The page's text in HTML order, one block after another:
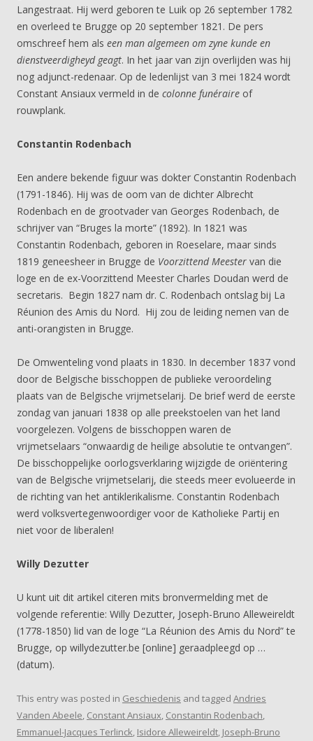
Langestraat. Hij werd geboren te Luik op 26 september 1782
en overleed te Brugge op 20 september 1821. De pers
omschreef hem als een man algemeen om zyne kunde en
dienstveerdigheyd geagt. In het jaar van zijn overlijden was hij
nog adjunct-redenaar. Op de ledenlijst van 3 mei 1824 wordt
Constant Ansiaux vermeld in de colonne funéraire of
rouwplank.
Constantin Rodenbach
Een andere bekende figuur was dokter Constantin Rodenbach
(1791-1846). Hij was de oom van de dichter Albrecht
Rodenbach en de grootvader van Georges Rodenbach, de
schrijver van “Bruges la morte” (1892). In 1821 was
Constantin Rodenbach, geboren in Roeselare, maar sinds
1819 geneesheer in Brugge de Voorzittend Meester van die
loge en de ex-Voorzittend Meester Charles Doudan werd de
secretaris. Begin 1827 nam dr. C. Rodenbach ontslag bij La
Réunion des Amis du Nord. Hij zou de leiding nemen van de
anti-orangisten in Brugge.
De Omwenteling vond plaats in 1830. In december 1837 vond
door de Belgische bisschoppen de publieke veroordeling
plaats van de Belgische vrijmetselarij. De brief werd de eerste
zondag van januari 1838 op alle preekstoelen van het land
voorgelezen. Volgens de bisschoppen waren de
vrijmetselaars “onwaardig de heilige absolutie te ontvangen”.
De bisschoppelijke oorlogsverklaring wijzigde de oriëntering
van de Belgische vrijmetselarij, die steeds meer evolueerde in
de richting van het antiklerikalisme. Constantin Rodenbach
werd volksvertegenwoordiger voor de Katholieke Partij en
niet voor de liberalen!
Willy Dezutter
U kunt uit dit artikel citeren mits bronvermelding met de
volgende referentie: Willy Dezutter, Joseph-Bruno Alleweireldt
(1778-1850) lid van de loge “La Réunion des Amis du Nord” te
Brugge, op willydezutter.be [online] geraadpleegd op …
(datum).
This entry was posted in Geschiedenis and tagged Andries
Vanden Abeele, Constant Ansiaux, Constantin Rodenbach,
Emmanuel-Jacques Terlinck, Isidore Alleweireldt, Joseph-Bruno